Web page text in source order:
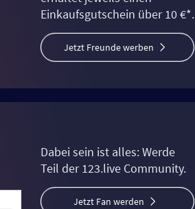
Einkaufsgutschein über 10 €*.
Jetzt Freunde werben
Dabei sein ist alles: Werde
Teil der 123.live Community.
Jetzt Fan werden